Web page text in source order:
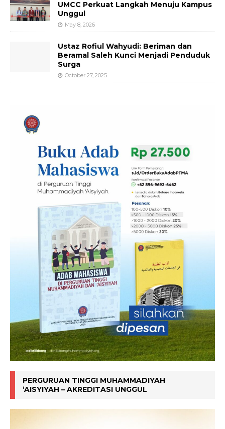
UMCC Perkuat Langkah Menuju Kampus
Unggul
May 8, 2026
Ustaz Rofiul Wahyudi: Beriman dan
Beramal Saleh Kunci Menjadi Penduduk
Surga
October 27, 2025
PERGURUAN TINGGI MUHAMMADIYAH
‘AISYIYAH – AKREDITASI UNGGUL